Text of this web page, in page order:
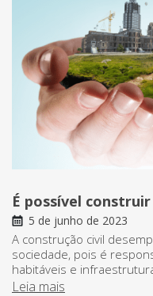
É possível
5 de junho de 2023
A construção civil
sociedade, pois é
habitáveis e
Leia mais